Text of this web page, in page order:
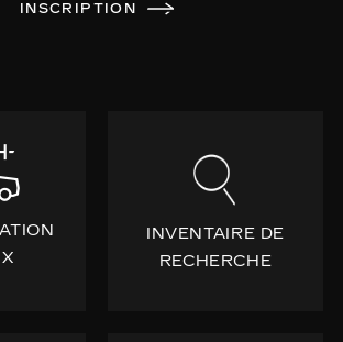
INSCRIPTION
INVENTAIRE DE
RECHERCHE